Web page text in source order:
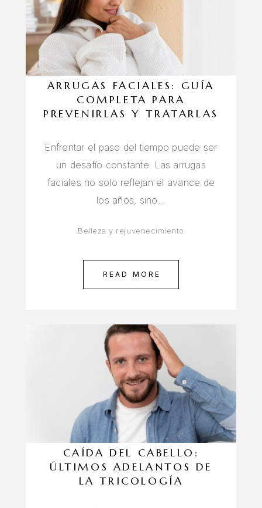
ARRUGAS FACIALES: GUÍA
COMPLETA PARA
PREVENIRLAS Y TRATARLAS
Enfrentar el paso del tiempo puede ser
un desafío constante. Las arrugas
faciales no solo reflejan el avance de
los años, sino…
Belleza y rejuvenecimiento
READ MORE
CAÍDA DEL CABELLO:
ÚLTIMOS ADELANTOS DE
LA TRICOLOGÍA